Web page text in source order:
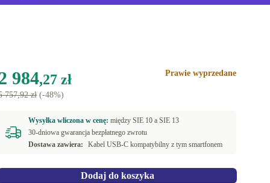
984,27 zł
757,92 zł(-48%)
Prawie wyprzedane
Wysyłka wliczona w cenę:międzySIE 10 aSIE 13
30-dniowa gwarancja bezpłatnego zwrotu
Dostawa zawiera:
Kabel USB-C kompatybilny z tym smartfonem
Dodaj do koszyka